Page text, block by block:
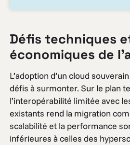
Défis techniques
économiques de
L’adoption d’un cloud
défis à surmonter. Sur le plan
l’interopérabilité limitée avec
existants rend la migration
scalabilité et la performance
inférieures à celles des